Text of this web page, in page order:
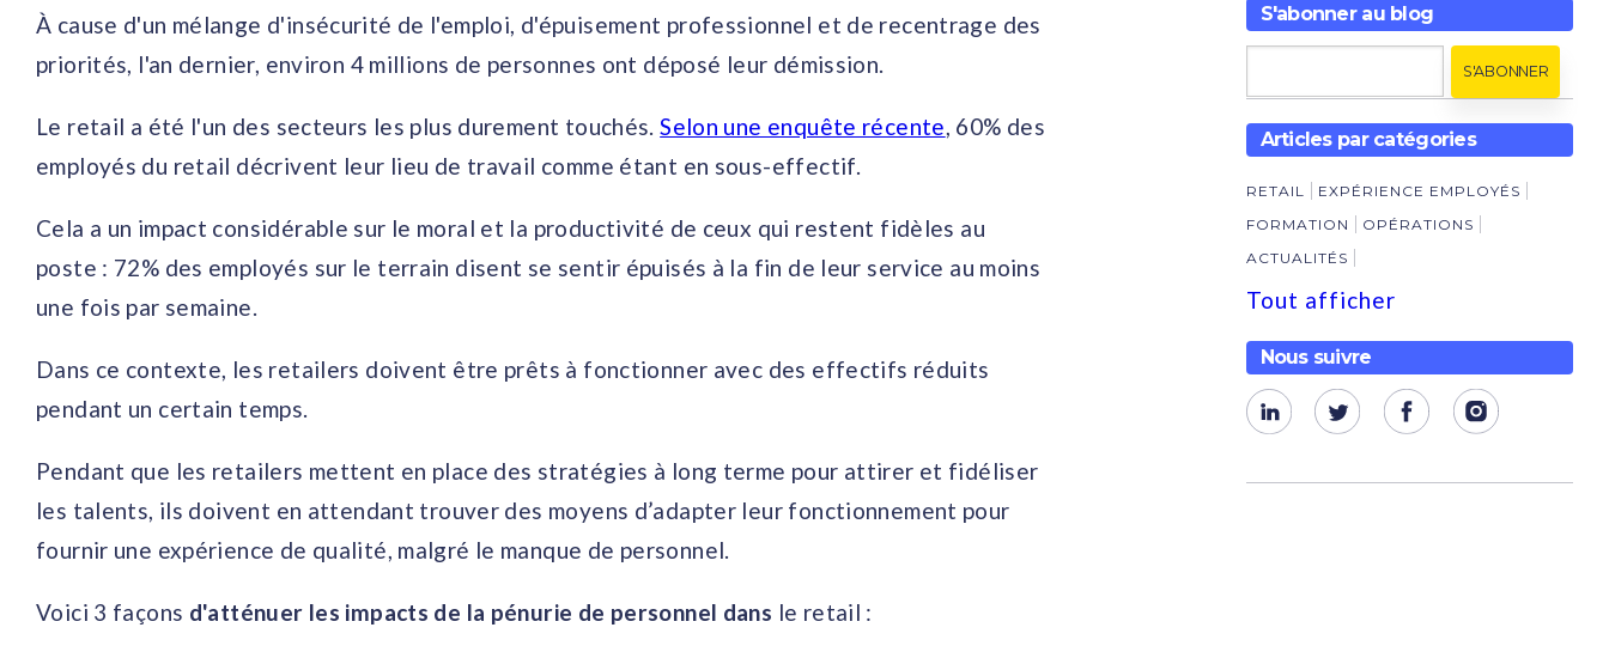
À cause d'un mélange d'insécurité de l'emploi, d'épuisement professionnel et de recentrage des
priorités, l'an dernier, environ 4 millions de personnes ont déposé leur démission.
Le retail a été l'un des secteurs les plus durement touchés.Selon une enquête récente, 60% des
employés du retail décrivent leur lieu de travail comme étant en sous-effectif.
Cela a un impact considérable sur le moral et la productivité de ceux qui restent fidèles au
poste : 72% des employés sur le terrain disent se sentir épuisés à la fin de leur service au moins
une fois par semaine.
Dans ce contexte, les retailers doivent être prêts à fonctionner avec des effectifs réduits
pendant un certain temps.
Pendant que les retailers mettent en place des stratégies à long terme pour attirer et fidéliser
les talents, ils doivent en attendant trouver des moyens d’adapter leur fonctionnement pour
fournir une expérience de qualité, malgré le manque de personnel.
Voici 3 façons d'atténuer les impacts de la pénurie de personnel dans le retail :
S'abonner au blog
Articles par catégories
RETAIL
EXPÉRIENCE EMPLOYÉS
FORMATION
OPÉRATIONS
ACTUALITÉS
Tout afficher
Nous suivre